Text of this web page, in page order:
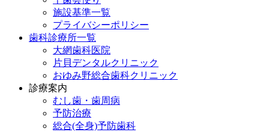
施設基準一覧
プライバシーポリシー
歯科診療所一覧
大網歯科医院
片貝デンタルクリニック
おゆみ野総合歯科クリニック
診療案内
むし歯・歯周病
予防治療
総合(全身)予防歯科